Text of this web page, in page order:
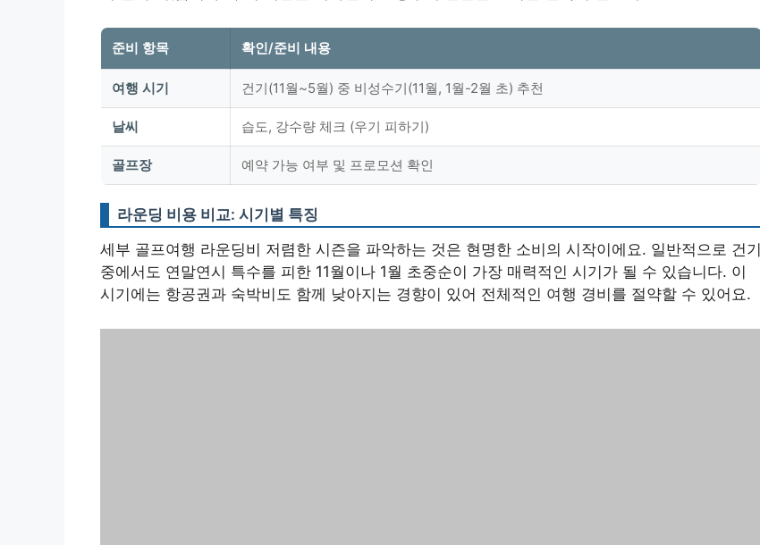
준비 항목 확인/준비 내용
여행 시기 건기(11월~5월) 중 비성수기(11월, 1월-2월 초) 추천
날씨 습도, 강수량 체크 (우기 피하기)
골프장 예약 가능 여부 및 프로모션 확인
라운딩 비용 비교: 시기별 특징
세부 골프여행 라운딩비 저렴한 시즌을 파악하는 것은 현명한 소비의 시작이에요. 일반적으로 건기
중에서도 연말연시 특수를 피한 11월이나 1월 초중순이 가장 매력적인 시기가 될 수 있습니다. 이
시기에는 항공권과 숙박비도 함께 낮아지는 경향이 있어 전체적인 여행 경비를 절약할 수 있어요.